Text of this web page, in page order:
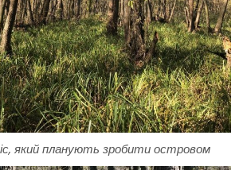
який планують зробити островом